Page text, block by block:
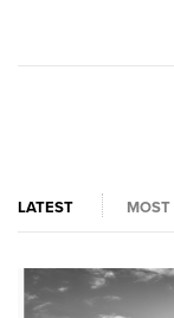
LATEST